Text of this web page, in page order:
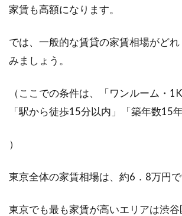
家賃も高額になります。
では、一般的な賃貸の家賃相場がど
みましょう。
（ここでの条件は、「ワンルーム・
「駅から徒歩15分以内」「築年数15
）
東京全体の家賃相場は、約6．8万円で
東京でも最も家賃が高いエリアは渋谷